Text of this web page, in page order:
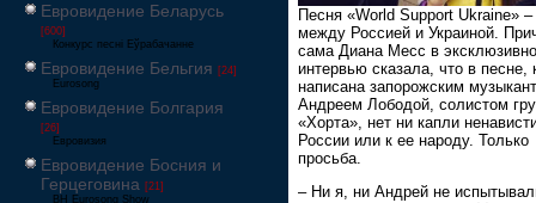
Евровидение Беларусь
[600]
Конкурс песні Еўрабачанне
Евровидение Бельгия [24]
Eurosong
Евровидение Болгария
[26]
Евровизия
Евровидение Босния и
Герцеговина [21]
BH Eurosong Show
Песня «World Support Ukraine»
между Россией и Украиной.
сама Диана Месс в
интервью сказала, что в песне,
написана запорожским
Андреем Лободой, солистом
«Хорта», нет ни капли
России или к ее народу. Только
просьба.
‒ Ни я, ни Андрей не